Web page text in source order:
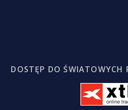
DOSTĘP DO ŚWIATOWYCH